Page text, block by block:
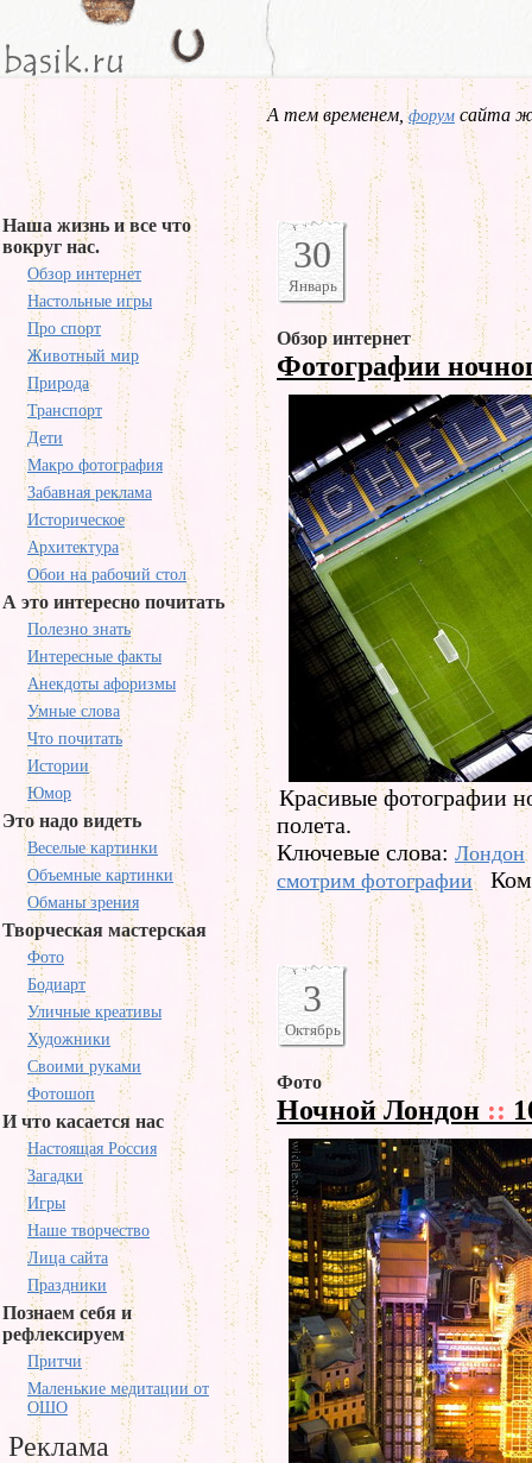
А тем временем,форум сайта
Наша жизнь и все что
вокруг нас.
Обзор интернет
Настольные игры
Про спорт
Животный мир
Природа
Транспорт
Дети
Макро фотография
Забавная реклама
Историческое
Архитектура
Обои на рабочий стол
А это интересно почитать
Полезно знать
Интересные факты
Анекдоты афоризмы
Умные слова
Что почитать
Истории
Юмор
Это надо видеть
Веселые картинки
Объемные картинки
Обманы зрения
Творческая мастерская
Фото
Бодиарт
Уличные креативы
Художники
Своими руками
Фотошоп
И что касается нас
Настоящая Россия
Загадки
Игры
Наше творчество
Лица сайта
Праздники
Познаем себя и
рефлексируем
Притчи
Маленькие медитации от
ОШО
Реклама
30
Январь
Обзор интернет
Фотографии
Красивые фотографии
полета.
Ключевые слова: Лондон
смотрим фотографии
3
Октябрь
Фото
Ночной Лондон ::